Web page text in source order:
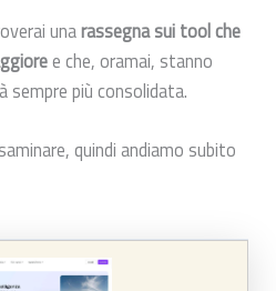
unarassegna sui tool che
e che, oramai, stanno
sempre più consolidata.
quindi andiamo subito